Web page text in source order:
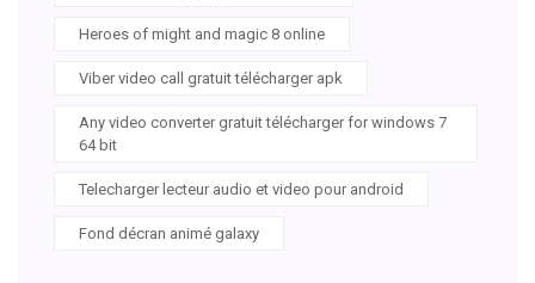
Heroes of might and magic 8 online
Viber video call gratuit télécharger apk
Any video converter gratuit télécharger for windows 7
64 bit
Telecharger lecteur audio et video pour android
Fond décran animé galaxy